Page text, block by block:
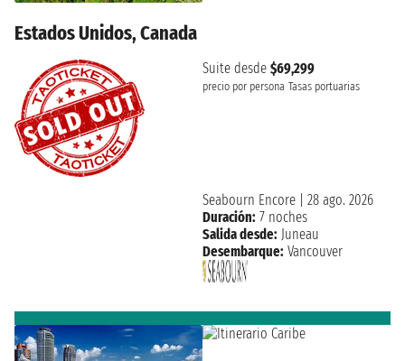
Estados Unidos, Canada
Suite desde $69,299
precio por persona Tasas portuarias
Seabourn Encore
28 ago. 2026
Duración: 7 noches
Salida desde: Juneau
Desembarque: Vancouver